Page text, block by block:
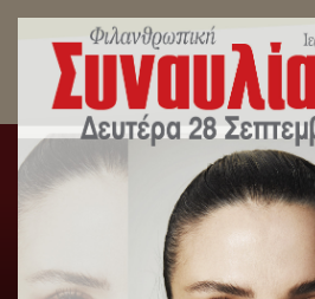
Καλή και Ευλογημένη Χρονιά!